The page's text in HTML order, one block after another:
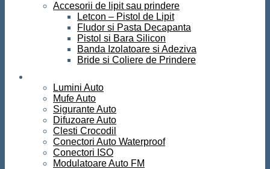
Accesorii de lipit sau prindere
Letcon – Pistol de Lipit
Fludor si Pasta Decapanta
Pistol si Bara Silicon
Banda Izolatoare si Adeziva
Bride si Coliere de Prindere
Lumini Auto
Mufe Auto
Sigurante Auto
Difuzoare Auto
Clesti Crocodil
Conectori Auto Waterproof
Conectori ISO
Modulatoare Auto FM